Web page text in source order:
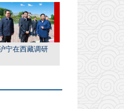
宁在西藏调研